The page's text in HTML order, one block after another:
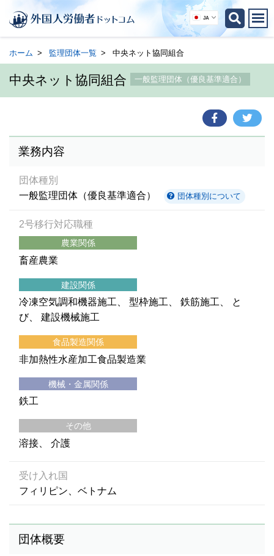
JA
ホーム 監理団体一覧 中央ネット協同組合
中央ネット協同組合 一般監理団体（優良基準適合）
業務内容
団体種別
一般監理団体（優良基準適合）
団体種別について
2号移行対応職種
農業関係
畜産農業
建設関係
冷凍空気調和機器施工 型枠施工 鉄筋施工
と
び
建設機械施工
食品製造関係
非加熱性水産加工食品製造業
機械・金属関係
鉄工
その他
溶接 介護
受け入れ国
フィリピン、ベトナム
団体概要